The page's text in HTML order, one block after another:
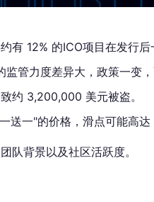
12% 的ICO项目在发行后
管力度差异大，政策一变，
约 3,200,000 美元被盗。
一"的价格，滑点可能高达
队背景以及社区活跃度。